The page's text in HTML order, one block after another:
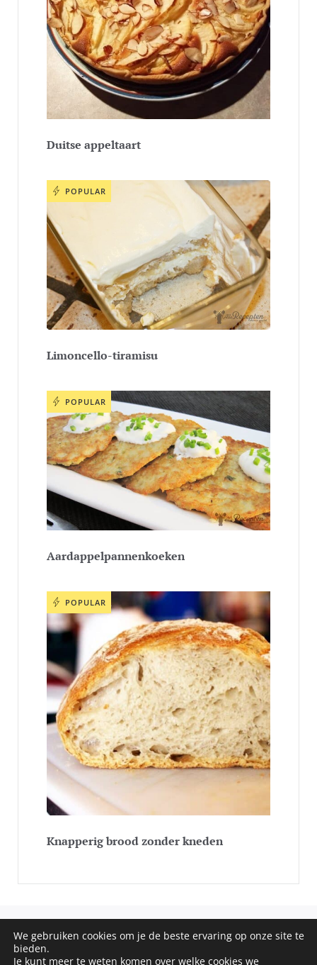
Duitse appeltaart
POPULAR
Limoncello-tiramisu
POPULAR
Aardappelpannenkoeken
POPULAR
Knapperig brood zonder kneden
COPYRIGHT © 2020 - 2026 SOS RECEPTEN. ALL RIGHTS
RESERVED
We gebruiken cookies om je de beste ervaring op onze site te
bieden.
Je kunt meer te weten komen over welke cookies we